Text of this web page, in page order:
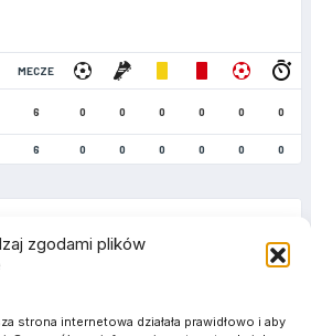
zgodami plików
strona internetowa działała prawidłowo i aby
MECZE
6 0 0 0 0 0 0
6 0 0 0 0 0 0
FUTSALU